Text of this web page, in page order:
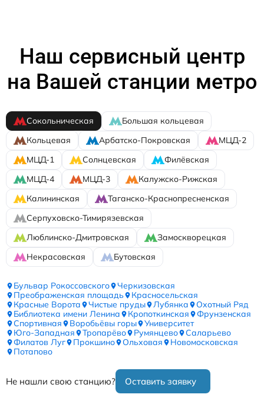
Наш сервисный центр
на Вашей станции метро
Сокольническая
Большая кольцевая
Кольцевая
Арбатско-Покровская
МЦД-2
МЦД-1
Солнцевская
Филёвская
МЦД-4
МЦД-3
Калужско-Рижская
Калининская
Таганско-Краснопресненская
Серпуховско-Тимирязевская
Люблинско-Дмитровская
Замоскворецкая
Некрасовская
Бутовская
Бульвар Рокоссовского
Черкизовская
Преображенская площадь
Красносельская
Красные Ворота
Чистые пруды Лубянка
Охотный Ряд
Библиотека имени Ленина
Кропоткинская
Фрунзенская
Спортивная
Воробьёвы горы
Университет
Юго-Западная
Тропарёво Румянцево
Саларьево
Филатов Луг
Прокшино Ольховая
Новомосковская
Потапово
Не нашли свою станцию? Оставить заявку